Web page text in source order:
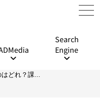
Search
Engine
どれ？課...